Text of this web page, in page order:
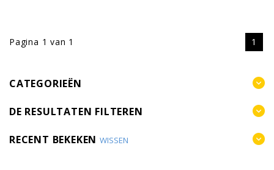
Pagina 1 van 1 1
CATEGORIEËN
DE RESULTATEN FILTEREN
RECENT BEKEKEN WISSEN